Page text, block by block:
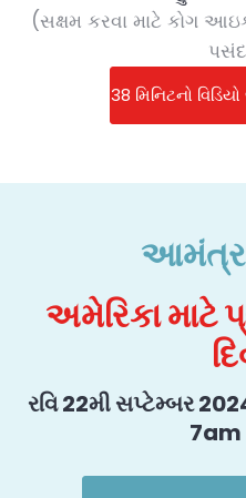
(સક્ષમ કરવા માટે કોગ
38 મિનિટનો
અમેરિકા માટે
રવિ 22મી સપ્ટેમ્બર
7am